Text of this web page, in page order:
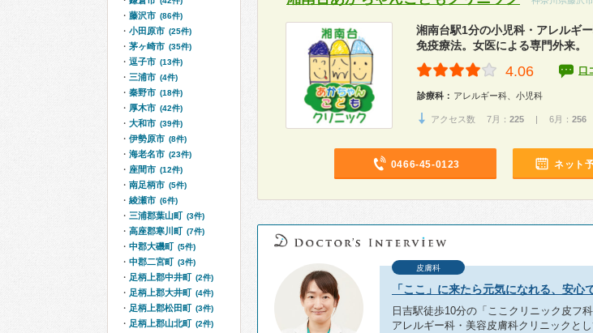
湘南台駅1分の小児科・アレルギ
免疫療法。女医による専門外来。
4.06 口
診療科： アレルギー科、小児科
アクセス数 7月： 225 | 6月： 256
0466-45-0123 ネット
皮膚科
「ここ」に来たら元気になれる、安心
日吉駅徒歩10分の「ここクリニック皮フ
アレルギー科・美容皮膚科クリニックと
藤沢市 (86件)
小田原市 (25件)
茅ヶ崎市 (35件)
逗子市 (13件)
三浦市 (4件)
秦野市 (18件)
厚木市 (42件)
大和市 (39件)
伊勢原市 (8件)
海老名市 (23件)
座間市 (12件)
南足柄市 (5件)
綾瀬市 (6件)
三浦郡葉山町 (3件)
高座郡寒川町 (7件)
中郡大磯町 (5件)
中郡二宮町 (3件)
足柄上郡中井町 (2件)
足柄上郡大井町 (4件)
足柄上郡松田町 (3件)
足柄上郡山北町 (2件)